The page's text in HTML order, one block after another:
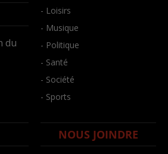
du
- Loisirs
- Musique
- Politique
- Santé
- Société
- Sports
NOUS JOINDRE